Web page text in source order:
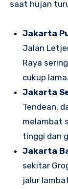
saat hujan
Jakarta
Jalan
Raya
cukup lama.
Jakarta
Tendean,
melambat
tinggi dan
Jakarta
sekitar
jalur